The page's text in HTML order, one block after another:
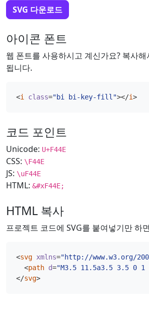
SVG 다운로드
아이콘 폰트
웹 폰트를 사용하시고 계신가요? 복사
됩니다.
<i class="bi bi-key-fill"></i>
코드 포인트
Unicode: U+F44E
CSS: \F44E
JS: \uF44E
HTML: &#xF44E;
HTML 복사
프로젝트 코드에 SVG를 붙여넣기만 하
<svg xmlns="http://www.w3.org/
<path d="M3.5 11.5a3.5 3.5 0
</svg>